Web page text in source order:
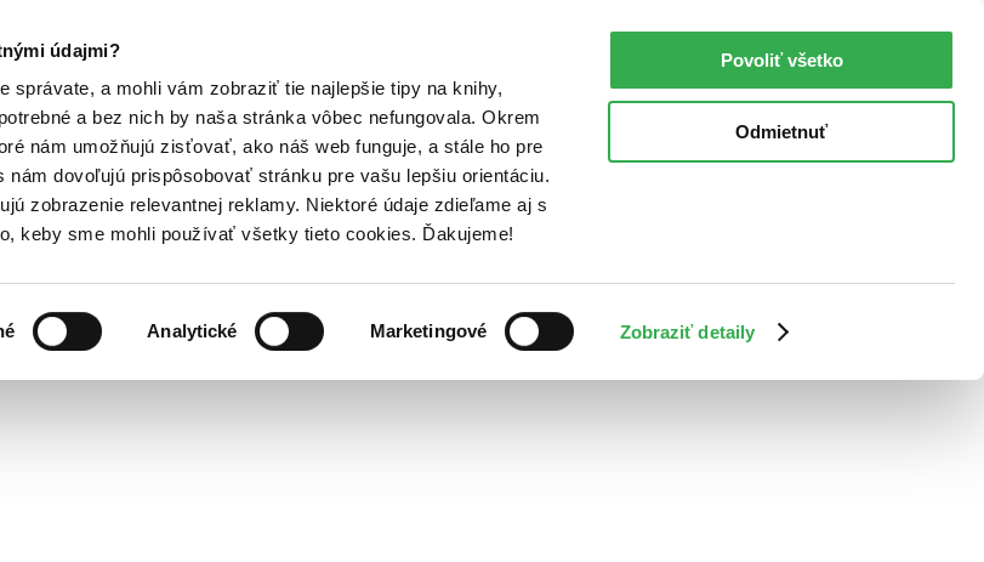
údajmi?
správate, a mohli vám zobraziť tie najlepšie tipy na knihy,
a bez nich by naša stránka vôbec nefungovala. Okrem
nám umožňujú zisťovať, ako náš web funguje, a stále ho pre
dovoľujú prispôsobovať stránku pre vašu lepšiu orientáciu.
zobrazenie relevantnej reklamy. Niektoré údaje zdieľame aj s
keby sme mohli používať všetky tieto cookies. Ďakujeme!
Analytické Marketingové Zobraziť detaily
Povoliť všetko
Odmietnuť